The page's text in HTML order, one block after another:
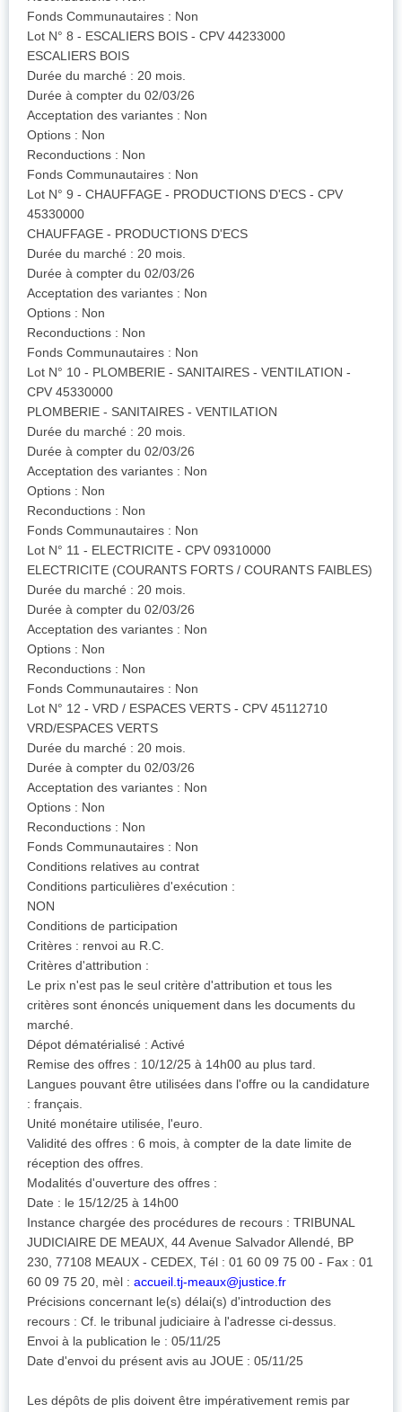
Fonds Communautaires : Non
Lot N° 8 - ESCALIERS BOIS - CPV 44233000
ESCALIERS BOIS
Durée du marché : 20 mois.
Durée à compter du 02/03/26
Acceptation des variantes : Non
Options : Non
Reconductions : Non
Fonds Communautaires : Non
Lot N° 9 - CHAUFFAGE - PRODUCTIONS D'ECS - CPV
45330000
CHAUFFAGE - PRODUCTIONS D'ECS
Durée du marché : 20 mois.
Durée à compter du 02/03/26
Acceptation des variantes : Non
Options : Non
Reconductions : Non
Fonds Communautaires : Non
Lot N° 10 - PLOMBERIE - SANITAIRES - VENTILATION -
CPV 45330000
PLOMBERIE - SANITAIRES - VENTILATION
Durée du marché : 20 mois.
Durée à compter du 02/03/26
Acceptation des variantes : Non
Options : Non
Reconductions : Non
Fonds Communautaires : Non
Lot N° 11 - ELECTRICITE - CPV 09310000
ELECTRICITE (COURANTS FORTS / COURANTS FAIBLES)
Durée du marché : 20 mois.
Durée à compter du 02/03/26
Acceptation des variantes : Non
Options : Non
Reconductions : Non
Fonds Communautaires : Non
Lot N° 12 - VRD / ESPACES VERTS - CPV 45112710
VRD/ESPACES VERTS
Durée du marché : 20 mois.
Durée à compter du 02/03/26
Acceptation des variantes : Non
Options : Non
Reconductions : Non
Fonds Communautaires : Non
Conditions relatives au contrat
Conditions particulières d'exécution :
NON
Conditions de participation
Critères : renvoi au R.C.
Critères d'attribution :
Le prix n'est pas le seul critère d'attribution et tous les
critères sont énoncés uniquement dans les documents du
marché.
Dépot dématérialisé : Activé
Remise des offres : 10/12/25 à 14h00 au plus tard.
Langues pouvant être utilisées dans l'offre ou la candidature
: français.
Unité monétaire utilisée, l'euro.
Validité des offres : 6 mois, à compter de la date limite de
réception des offres.
Modalités d'ouverture des offres :
Date : le 15/12/25 à 14h00
Instance chargée des procédures de recours : TRIBUNAL
JUDICIAIRE DE MEAUX, 44 Avenue Salvador Allendé, BP
230, 77108 MEAUX - CEDEX, Tél : 01 60 09 75 00 - Fax : 01
60 09 75 20, mèl : accueil.tj-meaux@justice.fr
Précisions concernant le(s) délai(s) d'introduction des
recours : Cf. le tribunal judiciaire à l'adresse ci-dessus.
Envoi à la publication le : 05/11/25
Date d'envoi du présent avis au JOUE : 05/11/25
Les dépôts de plis doivent être impérativement remis par